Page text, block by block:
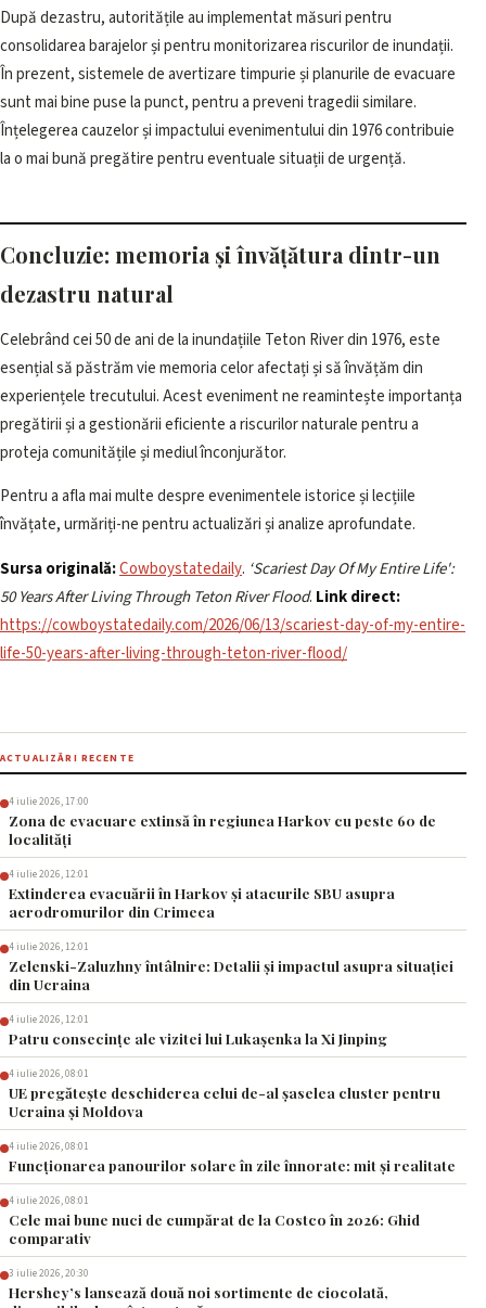
După dezastru, autoritățile au implementat măsuri pentru
consolidarea barajelor și pentru monitorizarea riscurilor de inundații.
În prezent, sistemele de avertizare timpurie și planurile de evacuare
sunt mai bine puse la punct, pentru a preveni tragedii similare.
Înțelegerea cauzelor și impactului evenimentului din 1976 contribuie
la o mai bună pregătire pentru eventuale situații de urgență.
Concluzie: memoria și învățătura dintr-un
dezastru natural
Celebrând cei 50 de ani de la inundațiile Teton River din 1976, este
esențial să păstrăm vie memoria celor afectați și să învățăm din
experiențele trecutului. Acest eveniment ne reamintește importanța
pregătirii și a gestionării eficiente a riscurilor naturale pentru a
proteja comunitățile și mediul înconjurător.
Pentru a afla mai multe despre evenimentele istorice și lecțiile
învățate, urmăriți-ne pentru actualizări și analize aprofundate.
Sursa originală:Cowboystatedaily. ‘Scariest Day Of My Entire Life':
50 Years After Living Through Teton River Flood. Link direct:
https://cowboystatedaily.com/2026/06/13/scariest-day-of-my-entire-
life-50-years-after-living-through-teton-river-flood/
ACTUALIZĂRI RECENTE
4 iulie 2026, 17:00
Zona de evacuare extinsă în regiunea Harkov cu peste 60 de
localități
4 iulie 2026, 12:01
Extinderea evacuării în Harkov și atacurile SBU asupra
aerodromurilor din Crimeea
4 iulie 2026, 12:01
Zelenski-Zaluzhny întâlnire: Detalii și impactul asupra situației
din Ucraina
4 iulie 2026, 12:01
Patru consecințe ale vizitei lui Lukașenka la Xi Jinping
4 iulie 2026, 08:01
UE pregătește deschiderea celui de-al șaselea cluster pentru
Ucraina și Moldova
4 iulie 2026, 08:01
Funcționarea panourilor solare în zile înnorate: mit și realitate
4 iulie 2026, 08:01
Cele mai bune nuci de cumpărat de la Costco în 2026: Ghid
comparativ
3 iulie 2026, 20:30
Hershey’s lansează două noi sortimente de ciocolată,